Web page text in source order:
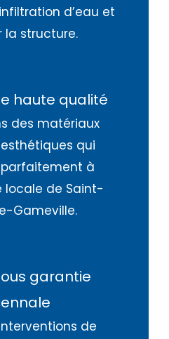
d’eau et
la structure.
haute qualité
des matériaux
qui
à
locale de Saint-
Gameville.
garantie
de